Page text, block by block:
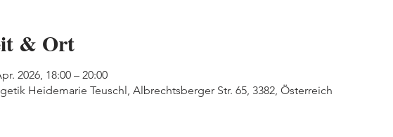
& Ort
2026, 18:00 – 20:00
Heidemarie Teuschl, Albrechtsberger Str. 65, 3382, Österreich